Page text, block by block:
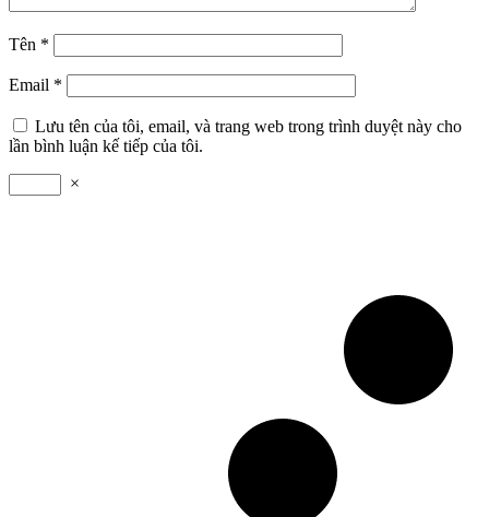
Tên *
Email *
Lưu tên của tôi, email, và trang web trong trình duyệt này cho
lần bình luận kế tiếp của tôi.
×